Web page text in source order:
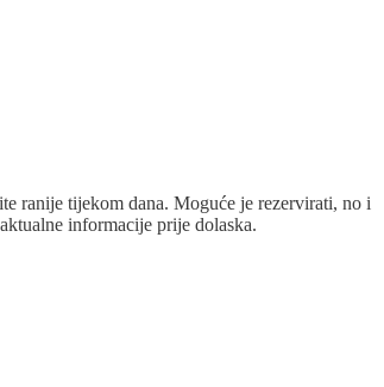
ranije tijekom dana. Moguće je rezervirati, no i
informacije prije dolaska.